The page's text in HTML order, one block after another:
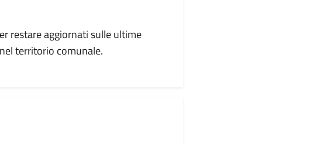
restare aggiornati sulle ultime
territorio comunale.